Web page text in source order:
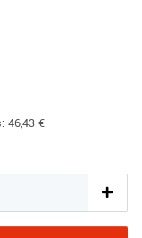
: 46,43 €